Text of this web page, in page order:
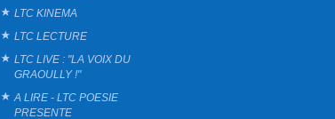
LTC KINEMA
LTC LECTURE
LTC LIVE : "LA VOIX DU
GRAOULLY !"
A LIRE - LTC POESIE
PRESENTE